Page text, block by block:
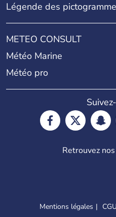
Légende des
METEO CONSULT
Météo Marine
Météo pro
Retrouvez
Mentions légales CGU